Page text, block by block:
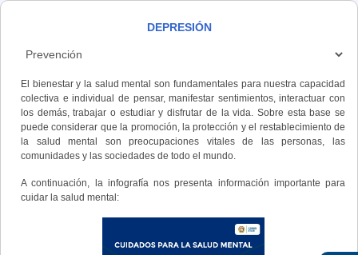
DEPRESIÓN
El bienestar y la salud mental son fundamentales para nuestra capacidad
colectiva e individual de pensar, manifestar sentimientos, interactuar con
los demás, trabajar o estudiar y disfrutar de la vida. Sobre esta base se
puede considerar que la promoción, la protección y el restablecimiento de
la salud mental son preocupaciones vitales de las personas, las
comunidades y las sociedades de todo el mundo.
A continuación, la infografía nos presenta información importante para
cuidar la salud mental: